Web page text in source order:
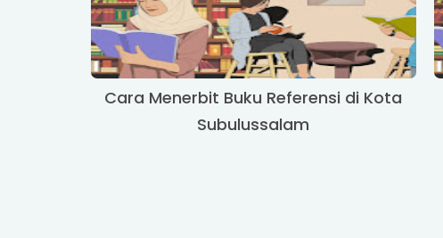
Cara Menerbit Buku Referensi di Kota
Subulussalam